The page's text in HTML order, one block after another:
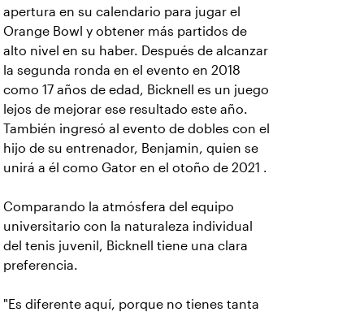
apertura en su calendario para jugar el
Orange Bowl y obtener más partidos de
alto nivel en su haber. Después de alcanzar
la segunda ronda en el evento en 2018
como 17 años de edad, Bicknell es un juego
lejos de mejorar ese resultado este año.
También ingresó al evento de dobles con el
hijo de su entrenador, Benjamin, quien se
unirá a él como Gator en el otoño de 2021 .
Comparando la atmósfera del equipo
universitario con la naturaleza individual
del tenis juvenil, Bicknell tiene una clara
preferencia.
"Es diferente aquí, porque no tienes tanta